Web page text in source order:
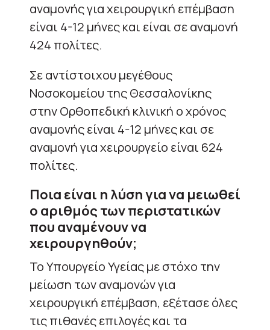
αναμονής για χειρουργική επέμβαση
είναι 4-12 μήνες και είναι σε αναμονή
424 πολίτες.
Σε αντίστοιχου μεγέθους
Νοσοκομείου της Θεσσαλονίκης
στην Ορθοπεδική κλινική ο χρόνος
αναμονής είναι 4-12 μήνες και σε
αναμονή για χειρουργείο είναι 624
πολίτες.
Ποια είναι η λύση για να μειωθεί
ο αριθμός των περιστατικών
που αναμένουν να
χειρουργηθούν;
Το Υπουργείο Υγείας με στόχο την
μείωση των αναμονών για
χειρουργική επέμβαση, εξέτασε όλες
τις πιθανές επιλογές και τα